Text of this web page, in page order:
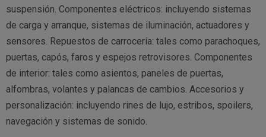
suspensión. Componentes eléctricos: incluyendo sistemas
de carga y arranque, sistemas de iluminación, actuadores y
sensores. Repuestos de carrocería: tales como parachoques,
puertas, capós, faros y espejos retrovisores. Componentes
de interior: tales como asientos, paneles de puertas,
alfombras, volantes y palancas de cambios. Accesorios y
personalización: incluyendo rines de lujo, estribos, spoilers,
navegación y sistemas de sonido.